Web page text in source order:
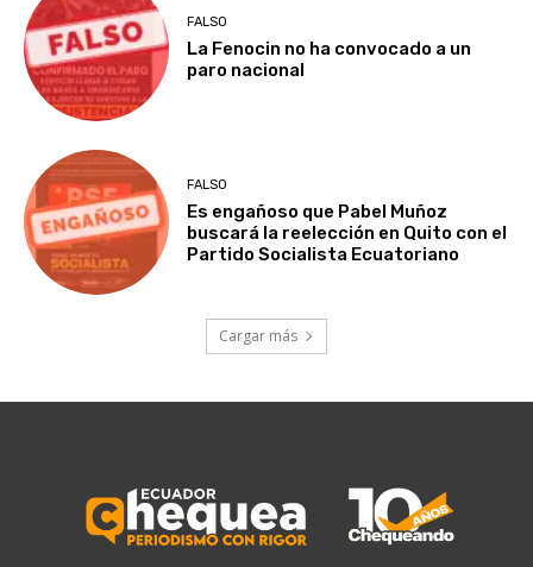
FALSO
La Fenocin no ha convocado a un
paro nacional
FALSO
Es engañoso que Pabel Muñoz
buscará la reelección en Quito con el
Partido Socialista Ecuatoriano
Cargar más